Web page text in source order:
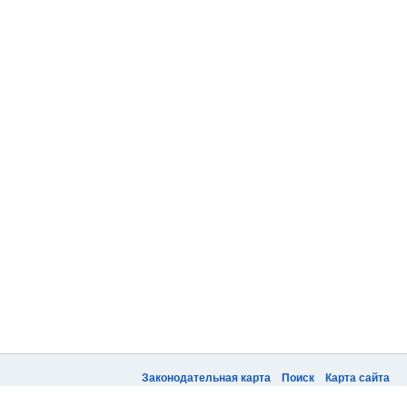
Законодательная карта Поиск Карта сайта